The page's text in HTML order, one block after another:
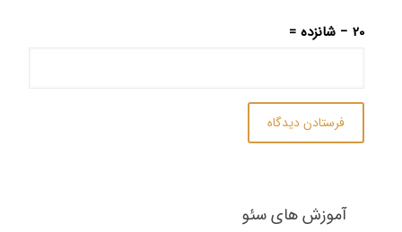
20 − شانزده =
آموزش های سئو